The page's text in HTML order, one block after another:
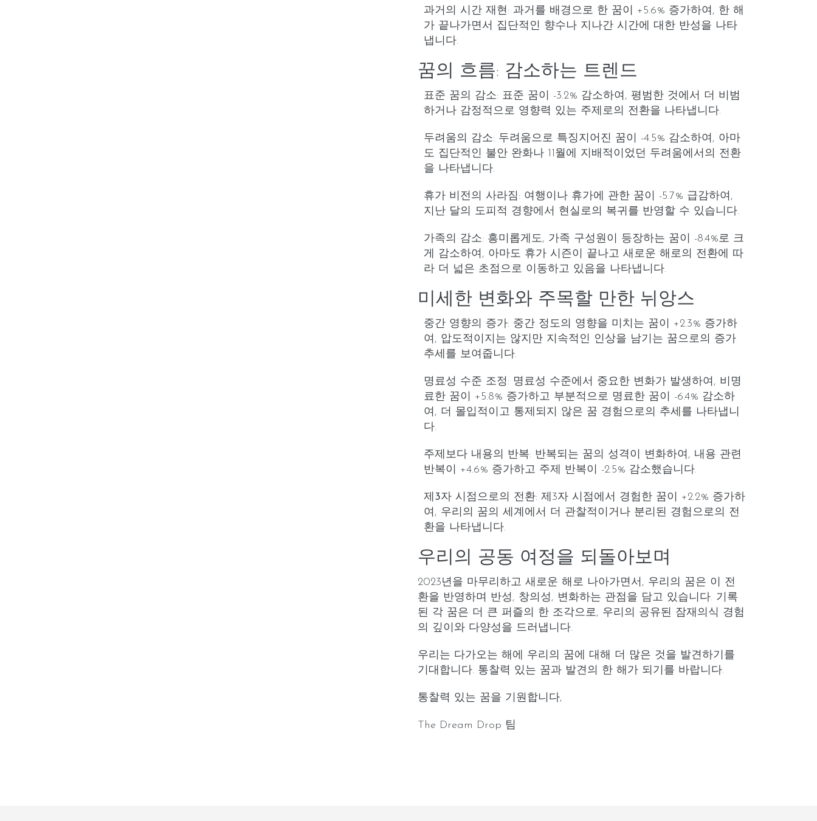
과거의 시간 재현: 과거를 배경으로 한 꿈이 +5.6% 증가하여, 한 해
가 끝나가면서 집단적인 향수나 지나간 시간에 대한 반성을 나타
냅니다.
꿈의 흐름: 감소하는 트렌드
표준 꿈의 감소: 표준 꿈이 -3.2% 감소하여, 평범한 것에서 더 비범
하거나 감정적으로 영향력 있는 주제로의 전환을 나타냅니다.
두려움의 감소: 두려움으로 특징지어진 꿈이 -4.5% 감소하여, 아마
도 집단적인 불안 완화나 11월에 지배적이었던 두려움에서의 전환
을 나타냅니다.
휴가 비전의 사라짐: 여행이나 휴가에 관한 꿈이 -5.7% 급감하여,
지난 달의 도피적 경향에서 현실로의 복귀를 반영할 수 있습니다.
가족의 감소: 흥미롭게도, 가족 구성원이 등장하는 꿈이 -8.4%로 크
게 감소하여, 아마도 휴가 시즌이 끝나고 새로운 해로의 전환에 따
라 더 넓은 초점으로 이동하고 있음을 나타냅니다.
미세한 변화와 주목할 만한 뉘앙스
중간 영향의 증가: 중간 정도의 영향을 미치는 꿈이 +2.3% 증가하
여, 압도적이지는 않지만 지속적인 인상을 남기는 꿈으로의 증가
추세를 보여줍니다.
명료성 수준 조정: 명료성 수준에서 중요한 변화가 발생하여, 비명
료한 꿈이 +5.8% 증가하고 부분적으로 명료한 꿈이 -6.4% 감소하
여, 더 몰입적이고 통제되지 않은 꿈 경험으로의 추세를 나타냅니
다.
주제보다 내용의 반복: 반복되는 꿈의 성격이 변화하여, 내용 관련
반복이 +4.6% 증가하고 주제 반복이 -2.5% 감소했습니다.
제3자 시점으로의 전환: 제3자 시점에서 경험한 꿈이 +2.2% 증가하
여, 우리의 꿈의 세계에서 더 관찰적이거나 분리된 경험으로의 전
환을 나타냅니다.
우리의 공동 여정을 되돌아보며
2023년을 마무리하고 새로운 해로 나아가면서, 우리의 꿈은 이 전
환을 반영하며 반성, 창의성, 변화하는 관점을 담고 있습니다. 기록
된 각 꿈은 더 큰 퍼즐의 한 조각으로, 우리의 공유된 잠재의식 경험
의 깊이와 다양성을 드러냅니다.
우리는 다가오는 해에 우리의 꿈에 대해 더 많은 것을 발견하기를
기대합니다. 통찰력 있는 꿈과 발견의 한 해가 되기를 바랍니다.
통찰력 있는 꿈을 기원합니다,
The Dream Drop 팀